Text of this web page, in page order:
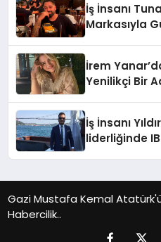
İş İnsanı
Markasıyla
İrem
Yenilikçi Bir
İş İnsanı
liderliğinde
Gazi Mustafa Kemal
Habercilik..